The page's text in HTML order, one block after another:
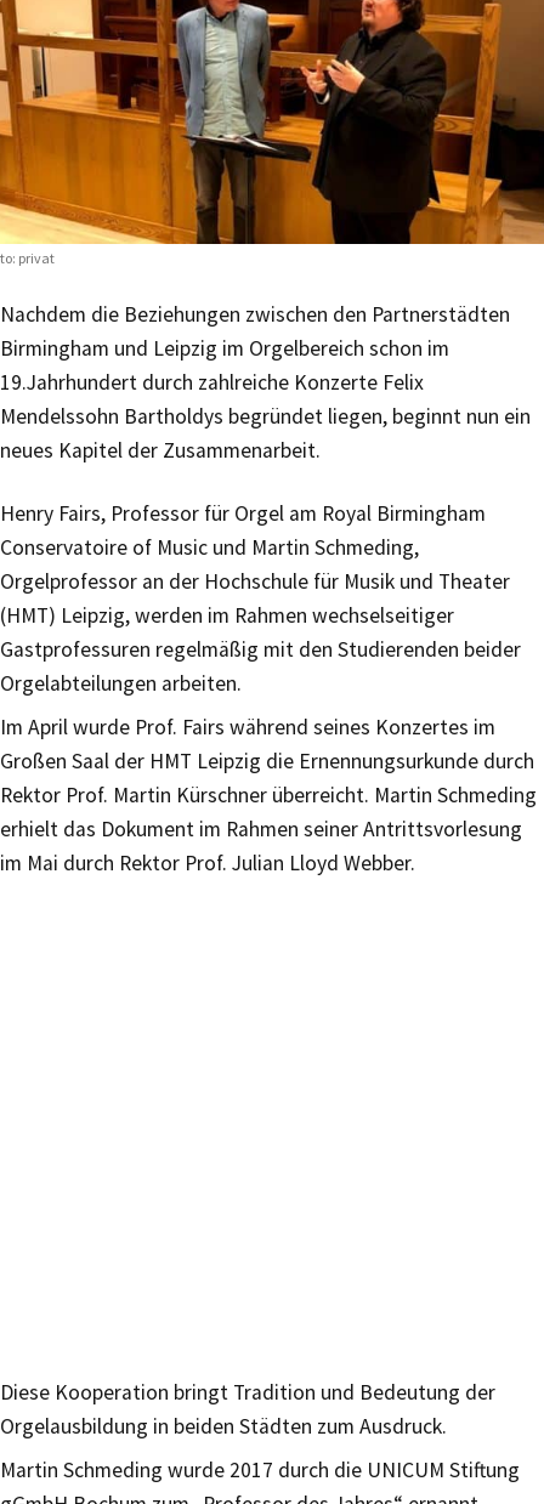
privat
Nachdem die Beziehungen zwischen den Partnerstädten
Birmingham und Leipzig im Orgelbereich schon im
19.Jahrhundert durch zahlreiche Konzerte Felix
Mendelssohn Bartholdys begründet liegen, beginnt nun ein
neues Kapitel der Zusammenarbeit.
Henry Fairs, Professor für Orgel am Royal Birmingham
Conservatoire of Music und Martin Schmeding,
Orgelprofessor an der Hochschule für Musik und Theater
(HMT) Leipzig, werden im Rahmen wechselseitiger
Gastprofessuren regelmäßig mit den Studierenden beider
Orgelabteilungen arbeiten.
Im April wurde Prof. Fairs während seines Konzertes im
Großen Saal der HMT Leipzig die Ernennungsurkunde durch
Rektor Prof. Martin Kürschner überreicht. Martin Schmeding
erhielt das Dokument im Rahmen seiner Antrittsvorlesung
im Mai durch Rektor Prof. Julian Lloyd Webber.
Diese Kooperation bringt Tradition und Bedeutung der
Orgelausbildung in beiden Städten zum Ausdruck.
Martin Schmeding wurde 2017 durch die UNICUM Stiftung